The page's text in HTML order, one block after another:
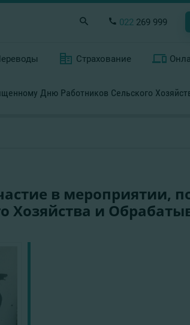
022 269 999
Страхование
Дню Работников Сельского
в мероприятии,
Хозяйства и